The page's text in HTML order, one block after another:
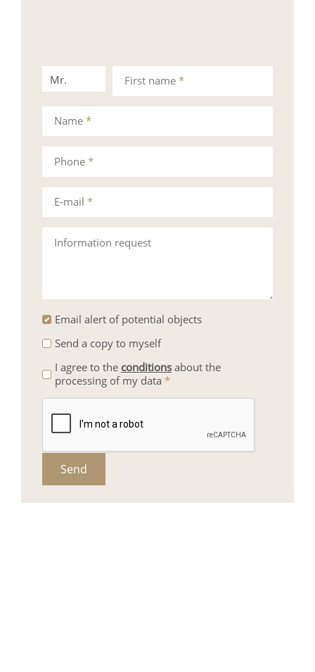
Mr. Mrs.First name *
Phone *
Information request
Name *
E-mail *
Email alert of potential objects
Send a copy to myself
I agree to the conditionsabout the
processing of my data *
Send